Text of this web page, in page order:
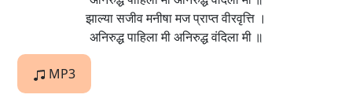
झाल्या सजीव मनीषा मज प्राप्त वीरवृत्ति ।
अनिरुद्ध पाहिला मी अनिरुद्ध वंदिला मी ॥
MP3